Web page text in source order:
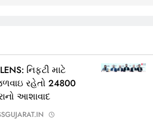
નિફ્ટી માટે
રહેતો 24800
આશાવાદ